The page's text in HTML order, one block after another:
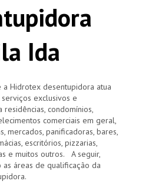
Ida
a Hidrotex desentupidora atua
exclusivos e
condomínios,
comerciais em geral,
mercados, panificadoras, bares,
escritórios, pizzarias,
e muitos outros. A seguir,
as áreas de qualificação da